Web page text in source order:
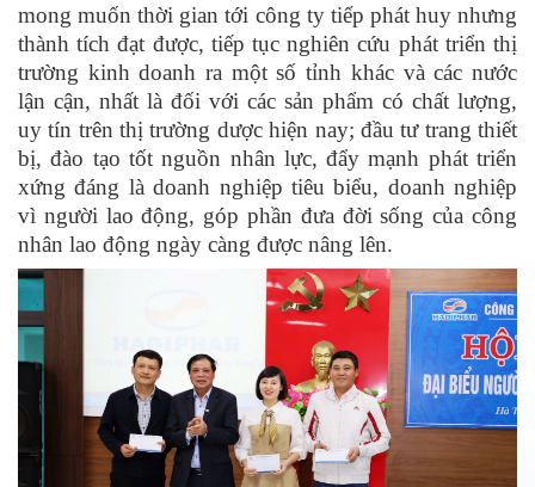
mong muốn thời gian tới công ty tiếp phát huy nhưng
thành tích đạt được, tiếp tục nghiên cứu phát triển thị
trường kinh doanh ra một số tỉnh khác và các nước
lận cận, nhất là đối với các sản phẩm có chất lượng,
uy tín trên thị trường dược hiện nay; đầu tư trang thiết
bị, đào tạo tốt nguồn nhân lực, đẩy mạnh phát triển
xứng đáng là doanh nghiệp tiêu biểu, doanh nghiệp
vì người lao động, góp phần đưa đời sống của công
nhân lao động ngày càng được nâng lên.